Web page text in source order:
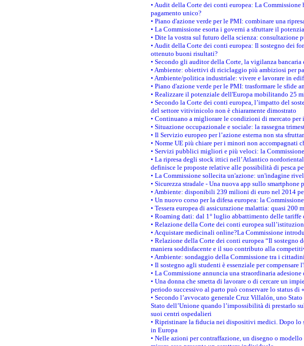
• Audit della Corte dei conti europea: La
pagamento unico?
• Piano d'azione verde per le PMI: combinare una
• La Commissione esorta i governi a sfruttare il
• Dite la vostra sul futuro della scienza: consultazione
• Audit della Corte dei conti europea: Il sostegno dei
ottenuto buoni risultati?
• Secondo gli auditor della Corte, la vigilanza bancaria
• Ambiente: obiettivi di riciclaggio più ambiziosi per
• Ambiente/politica industriale: vivere e lavorare in
• Piano d'azione verde per le PMI: trasformare le sfide
• Realizzare il potenziale dell'Europa mobilitando 25
• Secondo la Corte dei conti europea, l’impatto del
del settore vitivinicolo non è chiaramente dimostrato
• Continuano a migliorare le condizioni di mercato per
• Situazione occupazionale e sociale: la rassegna
• Il Servizio europeo per l’azione esterna non sta
• Norme UE più chiare per i minori non accompagnati
• Servizi pubblici migliori e più veloci: la
• La ripresa degli stock ittici nell’Atlantico
definisce le proposte relative alle possibilità di pesca
• La Commissione sollecita un'azione: un'indagine
• Sicurezza stradale - Una nuova app sullo
• Ambiente: disponibili 239 milioni di euro nel 2014
• Un nuovo corso per la difesa europea: la
• Tessera europea di assicurazione malattia: quasi
• Roaming dati: dal 1° luglio abbattimento delle
• Relazione della Corte dei conti europea
• Acquistare medicinali online?La Commissione
• Relazione della Corte dei conti europea “Il
maniera soddisfacente e il suo contributo alla
• Ambiente: sondaggio della Commissione tra i
• Il sostegno agli studenti è essenziale per
• La Commissione annuncia una straordinaria
• Una donna che smetta di lavorare o di cercare un
periodo successivo al parto può conservare lo status di
• Secondo l’avvocato generale Cruz Villalón, uno
Stato dell’Unione quando l’impossibilità di prestarlo
suoi centri ospedalieri
• Ripristinare la fiducia nei dispositivi medici. Dopo lo
in Europa
• Nelle azioni per contraffazione, un disegno o